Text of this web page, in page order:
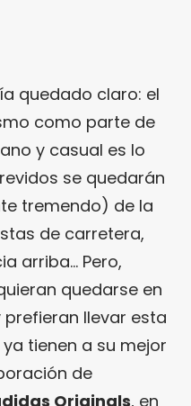
quedado claro: el
como parte de
y casual es lo
se quedarán
tremendo) de la
de carretera,
arriba… Pero,
quedarse en
llevar esta
tienen a su mejor
de
Originals, en